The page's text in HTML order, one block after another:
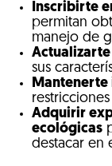
Inscribirte
permitan
manejo de
sus
Adquirir
ecológicas
destacar en